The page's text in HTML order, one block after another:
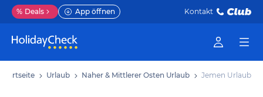
% Deals App öffnen Kontakt
Startseite Urlaub Naher & Mittlerer Osten Urlaub Jemen Urlaub